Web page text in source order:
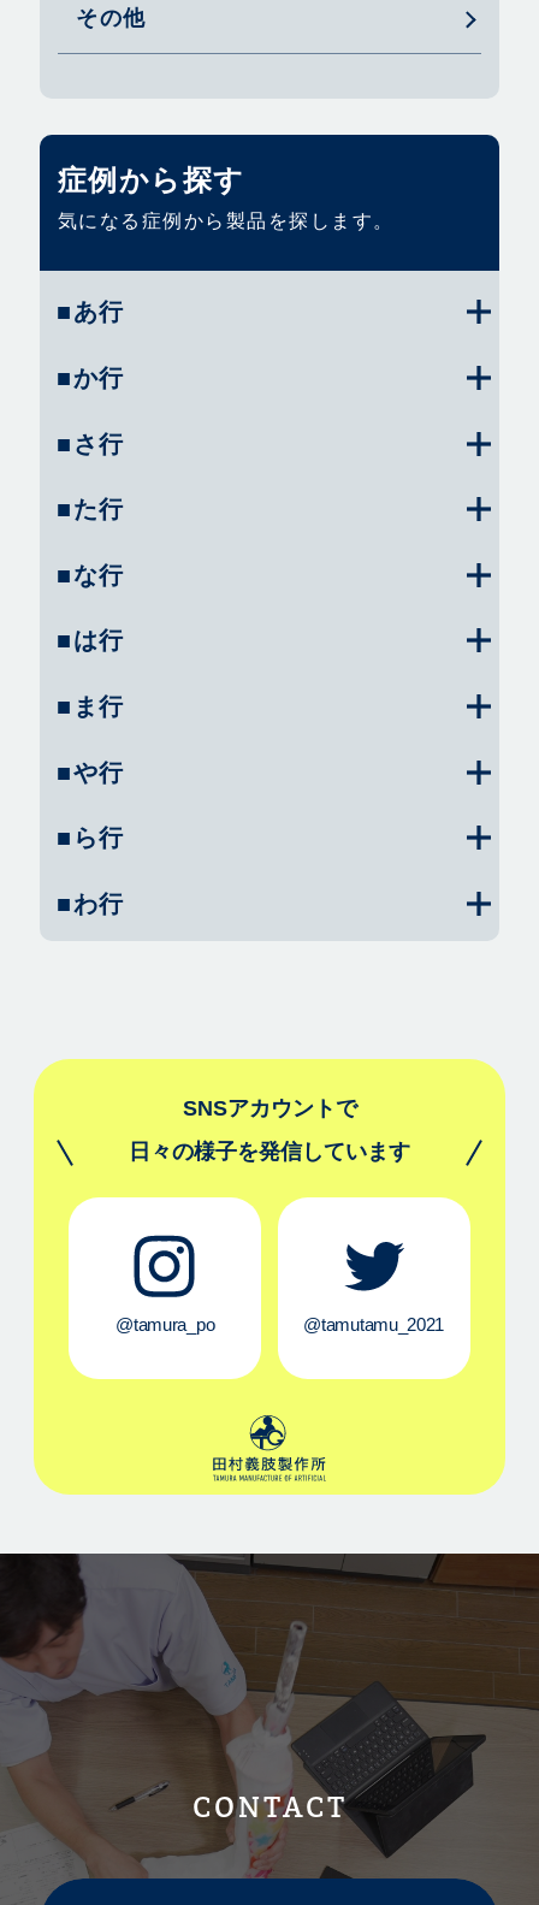
その他
症例から探す
気になる症例から製品を探します。
■あ行
■か行
■さ行
■た行
■な行
■は行
■ま行
■や行
■ら行
■わ行
SNSアカウントで
日々の様子を発信しています
@tamura_po @tamutamu_2021
CONTACT